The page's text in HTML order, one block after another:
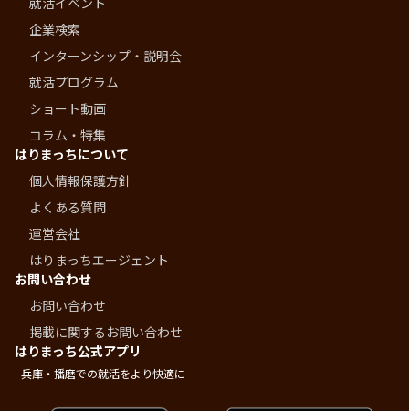
企業検索
インターンシップ・説明会
就活プログラム
ショート動画
コラム・特集
はりまっちについて
個人情報保護方針
よくある質問
運営会社
はりまっちエージェント
お問い合わせ
お問い合わせ
掲載に関するお問い合わせ
はりまっち公式アプリ
- 兵庫・播磨での就活をより快適に -